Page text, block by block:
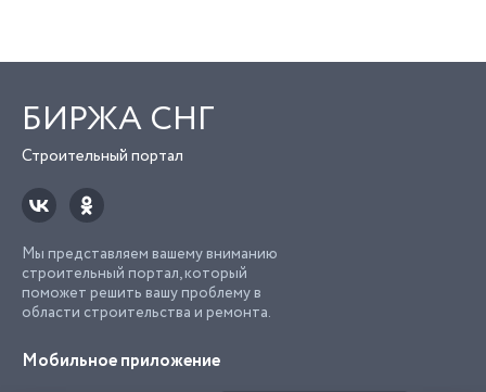
БИРЖА СНГ
Строительный портал
Мы представляем вашему вниманию
строительный портал, который
поможет решить вашу проблему в
области строительства и ремонта.
Мобильное приложение